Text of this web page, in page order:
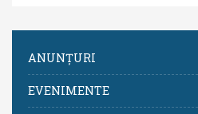
ANUNȚURI
EVENIMENTE